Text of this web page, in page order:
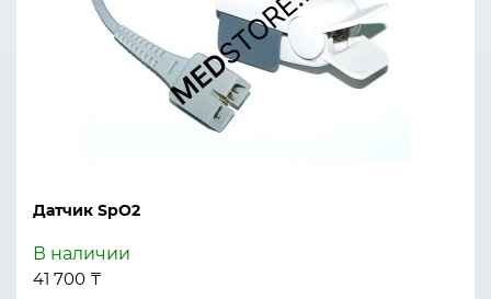
Датчик SpO2
В наличии
41 700 ₸